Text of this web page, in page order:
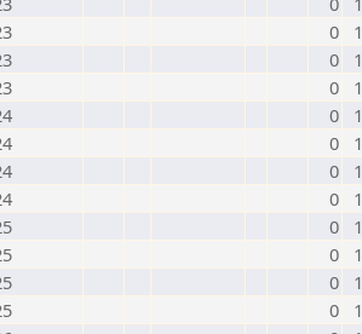
0
0
0
0
0
0
0
0
0
0
0